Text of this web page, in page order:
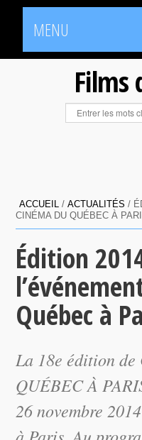
MENU
Films
ACCUEIL /ACTUALITÉS /
CINÉMA DU QUÉBEC À
Édition
Québec à
La 18e édition
QUÉBEC À
26 novembre